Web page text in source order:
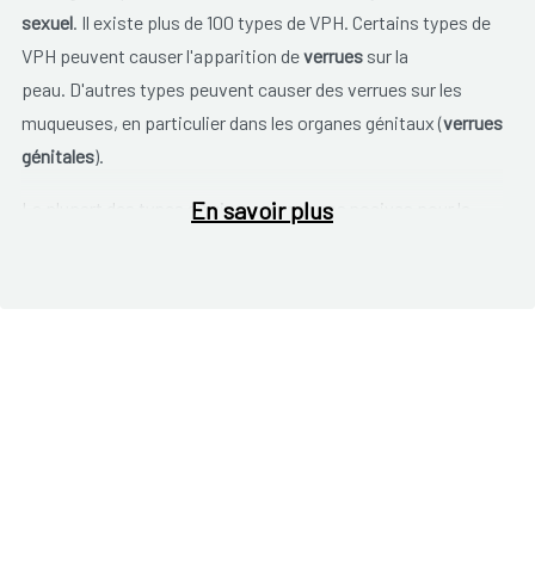
sexuel. Il existe plus de 100 types de VPH. Certains types de
VPH peuvent causer l'apparition deverruessur la
peau. D'autres types peuvent causer des verrues sur les
muqueuses, en particulier dans les organes génitaux (verrues
génitales).
La plupart des types du virus ne sont pas nocives pour la
En savoir plus